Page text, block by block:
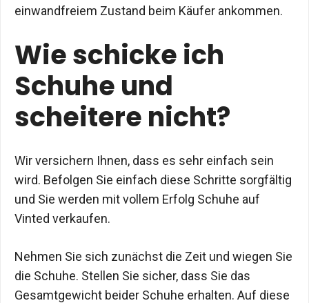
einwandfreiem Zustand beim Käufer ankommen.
Wie schicke ich
Schuhe und
scheitere nicht?
Wir versichern Ihnen, dass es sehr einfach sein
wird. Befolgen Sie einfach diese Schritte sorgfältig
und Sie werden mit vollem Erfolg Schuhe auf
Vinted verkaufen.
Nehmen Sie sich zunächst die Zeit und wiegen Sie
die Schuhe. Stellen Sie sicher, dass Sie das
Gesamtgewicht beider Schuhe erhalten. Auf diese